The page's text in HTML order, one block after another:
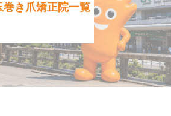
巻き爪矯正院一覧